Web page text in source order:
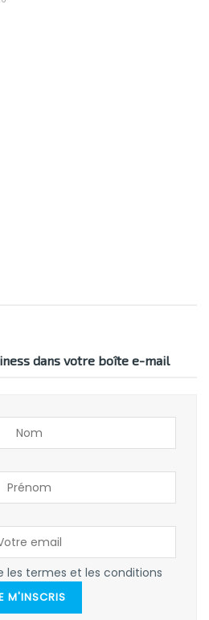
dans votre boîte e-mail
les termes et les conditions
M'INSCRIS